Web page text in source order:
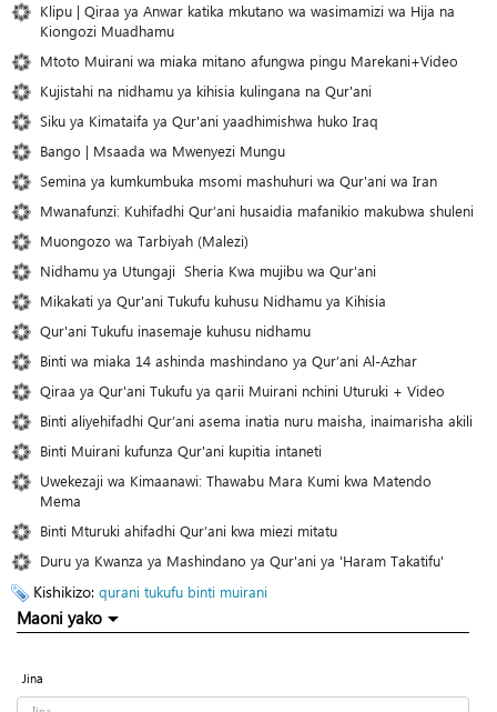
Klipu | Qiraa ya Anwar katika mkutano wa wasimamizi wa Hija na
Kiongozi Muadhamu
Mtoto Muirani wa miaka mitano afungwa pingu Marekani+Video
Kujistahi na nidhamu ya kihisia kulingana na Qur'ani
Siku ya Kimataifa ya Qur'ani yaadhimishwa huko Iraq
Bango | Msaada wa Mwenyezi Mungu
Semina ya kumkumbuka msomi mashuhuri wa Qur'ani wa Iran
Mwanafunzi: Kuhifadhi Qur’ani husaidia mafanikio makubwa shuleni
Muongozo wa Tarbiyah (Malezi)
Nidhamu ya Utungaji Sheria Kwa mujibu wa Qur'ani
Mikakati ya Qur'ani Tukufu kuhusu Nidhamu ya Kihisia
Qur'ani Tukufu inasemaje kuhusu nidhamu
Binti wa miaka 14 ashinda mashindano ya Qur’ani Al-Azhar
Qiraa ya Qur'ani Tukufu ya qarii Muirani nchini Uturuki + Video
Binti aliyehifadhi Qur’ani asema inatia nuru maisha, inaimarisha akili
Binti Muirani kufunza Qur'ani kupitia intaneti
Uwekezaji wa Kimaanawi: Thawabu Mara Kumi kwa Matendo
Mema
Binti Mturuki ahifadhi Qur’ani kwa miezi mitatu
Duru ya Kwanza ya Mashindano ya Qur'ani ya 'Haram Takatifu'
Kishikizo: qurani tukufu binti muirani
Maoni yako
Jina